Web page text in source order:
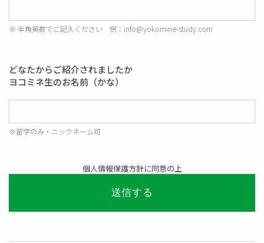
※ 半角英数でご記入ください 例：info@yokomine-study.com
どなたからご紹介されましたか
ヨコミネ生のお名前（かな）
※苗字のみ・ニックネーム可
個人情報保護方針に同意の上